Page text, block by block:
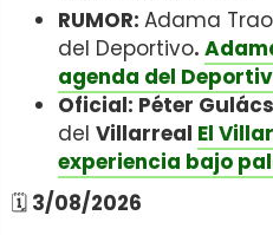
RUMOR: Adama
del Deportivo.
agenda del
Oficial: Péter
del Villarreal El
experiencia bajo
🗓️ 3/08/2026